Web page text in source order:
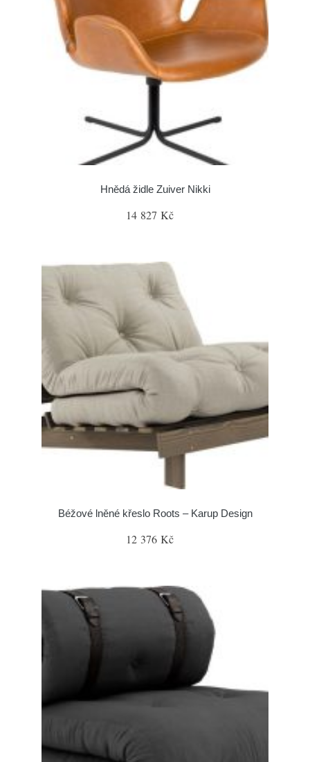
Hnědá židle Zuiver Nikki
14 827 Kč
Béžové lněné křeslo Roots – Karup Design
12 376 Kč